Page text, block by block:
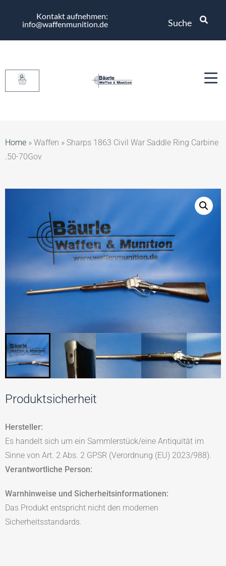
Kontakt aufnehmen:
info@waffenmunition.de
Suche
0
Home » Waffen » Sharps 1863 Civil War Saddle Ring Carbine
.50-70Gov
Produktsicherheit
Hersteller:
Es handelt sich um ein Sammlerstück/eine Antiquität im
Sinne von Art. 2 Abs. 2 GPSR (Verordnung (EU) 2023/988).
Verantwortliche Person:
Warnhinweise und Sicherheitsinformationen:
Das Produkt entspricht nicht den modernen
Sicherheitsstandards.